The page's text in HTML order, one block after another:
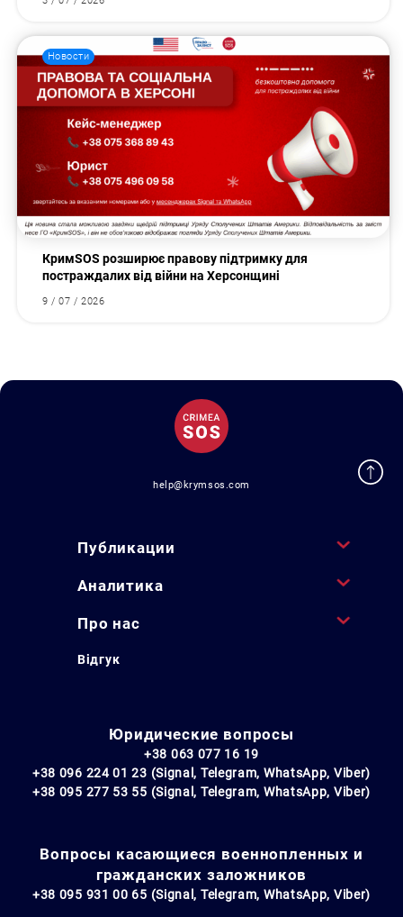
Новости
КримSOS розширює правову підтримку для
постраждалих від війни на Херсонщині
9 / 07 / 2026
help@krymsos.com
Публикации
Аналитика
Про нас
Відгук
Юридические вопросы
+38 063 077 16 19
+38 096 224 01 23 (Signal, Telegram, WhatsApp, Viber)
+38 095 277 53 55 (Signal, Telegram, WhatsApp, Viber)
Вопросы касающиеся военнопленных и
гражданских заложников
+38 095 931 00 65 (Signal, Telegram, WhatsApp, Viber)